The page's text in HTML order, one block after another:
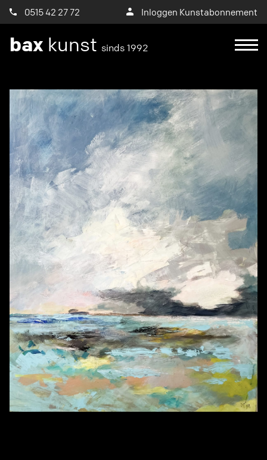
0515 42 27 72 Inloggen Kunstabonnement
bax kunst sinds 1992